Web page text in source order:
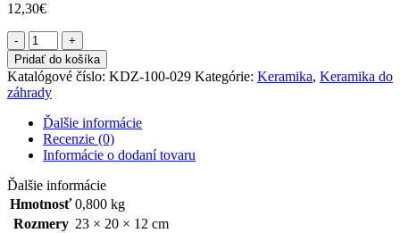
12,30€
množstvo
Cofila
žaba
očko
kvetináč
záhradná
keramika
hand-
made
Pridať do košíka
Katalógové číslo: KDZ-100-029 Kategórie: Keramika, Keramika do
záhrady
Ďalšie informácie
Recenzie (0)
Informácie o dodaní tovaru
Ďalšie informácie
Hmotnosť 0,800 kg
Rozmery 23 × 20 × 12 cm